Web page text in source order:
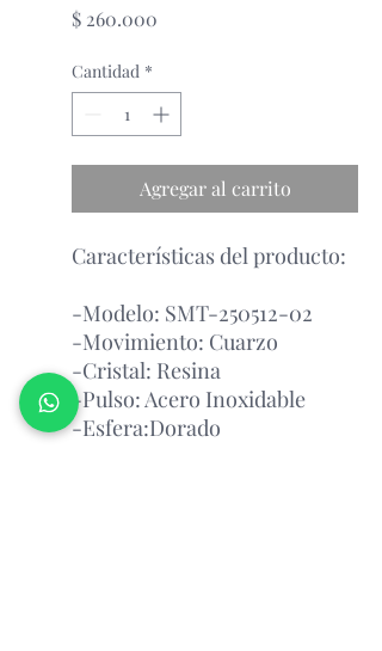
$ 260.000
Cantidad *
Agregar al carrito
Características del producto:
-Modelo: SMT-250512-02
-Movimiento: Cuarzo
-Cristal: Resina
-Pulso: Acero Inoxidable
-Esfera:Dorado